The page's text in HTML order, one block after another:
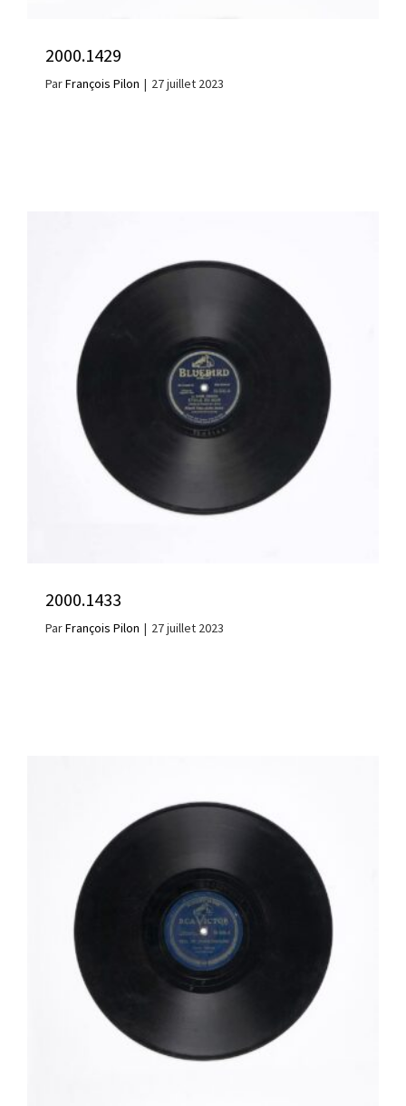
2000.1429
ParFrançois Pilon | 27 juillet 2023
2000.1433
ParFrançois Pilon | 27 juillet 2023